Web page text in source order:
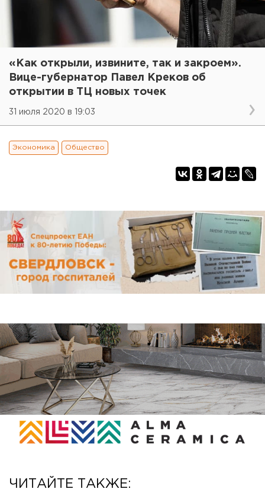
«Как открыли, извините, так и закроем».
Вице-губернатор Павел Креков об
открытии в ТЦ новых точек
31 июля 2020 в 19:03
Экономика Общество
ЧИТАЙТЕ ТАКЖЕ: